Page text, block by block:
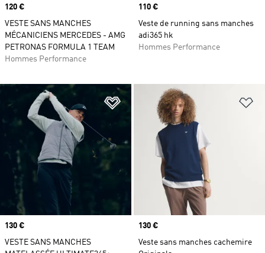
Prix
120 €
VESTE SANS MANCHES
MÉCANICIENS MERCEDES - AMG
PETRONAS FORMULA 1 TEAM
Hommes Performance
Prix
110 €
Veste de running sans manches
adi365 hk
Hommes Performance
Ajouter à la Liste de produits
Prix
130 €
VESTE SANS MANCHES
Prix
130 €
Veste sans manches cachemire